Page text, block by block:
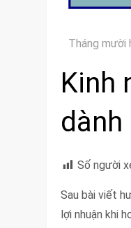
Kinh
dành
Số người
Sau bài viết
lợi nhuận khi